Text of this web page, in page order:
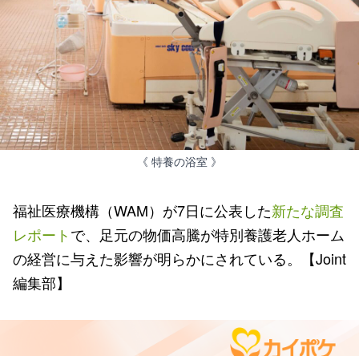
《 特養の浴室 》
福祉医療機構（WAM）が7日に公表した新たな調査
レポートで、足元の物価高騰が特別養護老人ホーム
の経営に与えた影響が明らかにされている。【Joint
編集部】